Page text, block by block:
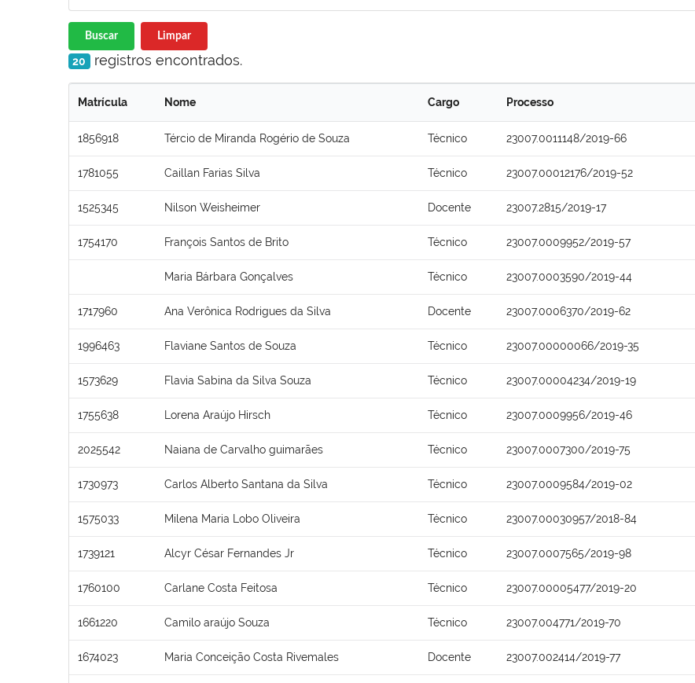
Buscar Limpar
20 registros encontrados.
Matrícula Nome Cargo Processo
1856918 Tércio de Miranda Rogério de Souza Técnico 23007.0011148/2019-66
1781055 Caillan Farias Silva Técnico 23007.00012176/2019-52
1525345 Nilson Weisheimer Docente 23007.2815/2019-17
1754170 François Santos de Brito Técnico 23007.0009952/2019-57
Maria Bárbara Gonçalves Técnico 23007.0003590/2019-44
1717960 Ana Verônica Rodrigues da Silva Docente 23007.0006370/2019-62
1996463 Flaviane Santos de Souza Técnico 23007.00000066/2019-35
1573629 Flavia Sabina da Silva Souza Técnico 23007.00004234/2019-19
1755638 Lorena Araújo Hirsch Técnico 23007.0009956/2019-46
2025542 Naiana de Carvalho guimarães Técnico 23007.0007300/2019-75
1730973 Carlos Alberto Santana da Silva Técnico 23007.0009584/2019-02
1575033 Milena Maria Lobo Oliveira Técnico 23007.00030957/2018-84
1739121 Alcyr César Fernandes Jr Técnico 23007.0007565/2019-98
1760100 Carlane Costa Feitosa Técnico 23007.00005477/2019-20
1661220 Camilo araújo Souza Técnico 23007.004771/2019-70
1674023 Maria Conceição Costa Rivemales Docente 23007.002414/2019-77